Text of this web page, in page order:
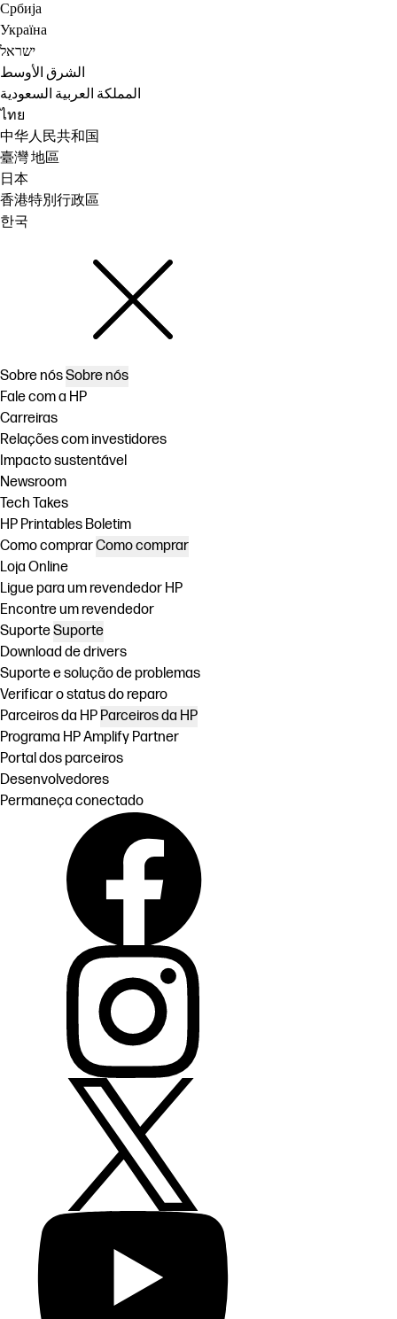
Србија
Україна
ישראל
الشرق الأوسط
المملكة العربية السعودية
ไทย
中华人民共和国
臺灣 地區
日本
香港特別行政區
한국
Sobre nósSobre nós
Fale com a HP
Carreiras
Relações com investidores
Impacto sustentável
Newsroom
Tech Takes
HP Printables Boletim
Como comprarComo comprar
Loja Online
Ligue para um revendedor HP
Encontre um revendedor
SuporteSuporte
Download de drivers
Suporte e solução de problemas
Verificar o status do reparo
Parceiros da HP Parceiros da HP
Programa HP Amplify Partner
Portal dos parceiros
Desenvolvedores
Permaneça conectado